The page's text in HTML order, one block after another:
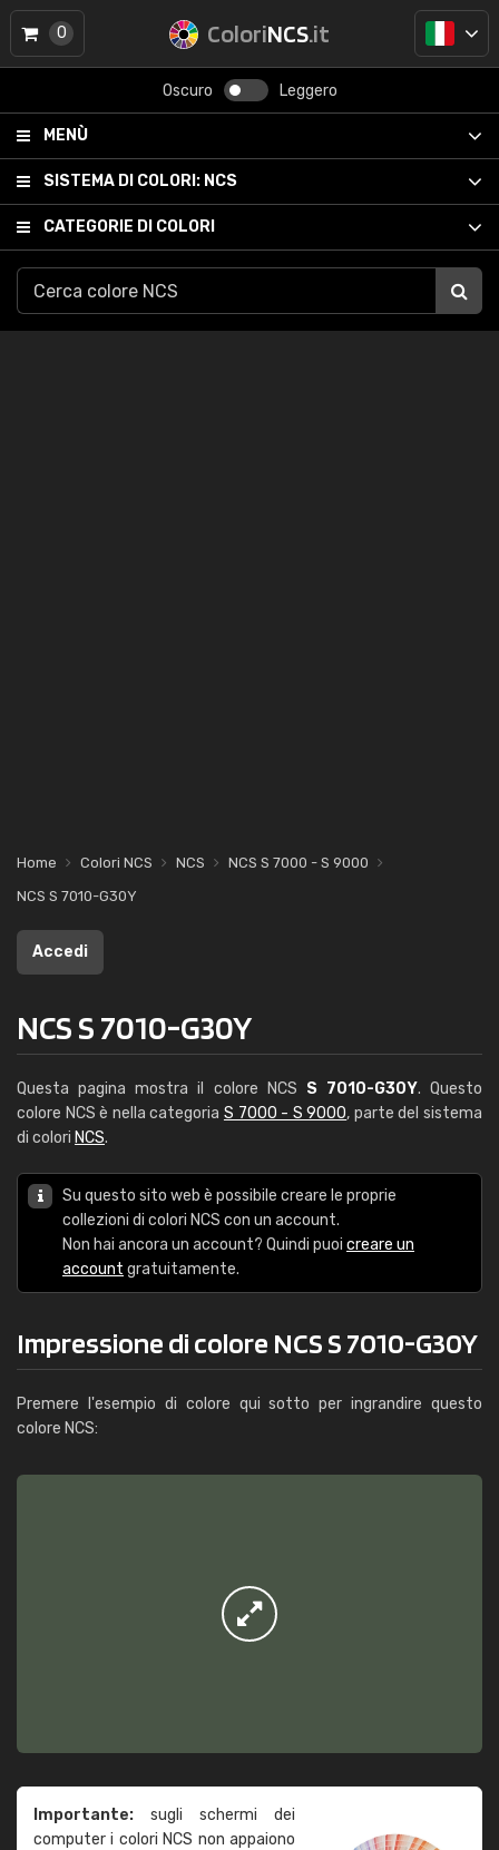
ColoriNCS.it
Oscuro Leggero
MENÙ
SISTEMA DI COLORI: NCS
CATEGORIE DI COLORI
0
Home Colori NCS NCS
NCS S 7000 - S 9000
NCS S 7010-G30Y
Accedi
NCS S 7010-G30Y
Questa pagina mostra il colore NCS S 7010-G30Y. Questo
colore NCS è nella categoria S 7000 - S 9000, parte del sistema
di colori NCS.
Su questo sito web è possibile creare le proprie
collezioni di colori NCS con un account.
Non hai ancora un account? Quindi puoi creare un
account gratuitamente.
Impressione di colore NCS S 7010-G30Y
Premere l'esempio di colore qui sotto per ingrandire questo
colore NCS:
Importante: sugli schermi dei
computer i colori NCS non appaiono